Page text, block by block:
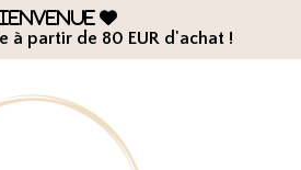

à partir de 80 EUR d'achat !